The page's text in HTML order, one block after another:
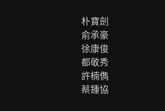
朴寶劍
俞承豪
徐康俊
都敬秀
許楠儁
蔡鍾協